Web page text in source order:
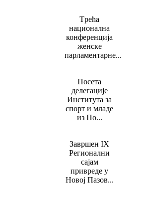
Tрећа
национална
конференција
женске
парламентарне...
Посета
делегације
Института за
спорт и младе
из По...
Завршен IX
Регионални
сајам
привреде у
Новој Пазов...